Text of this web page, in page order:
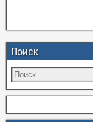
Поиск